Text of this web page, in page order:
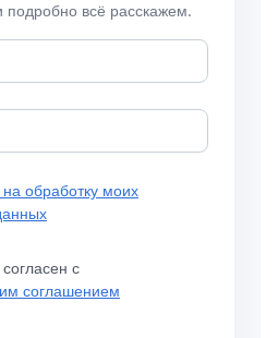
всё расскажем.
на обработку моих
с
соглашением